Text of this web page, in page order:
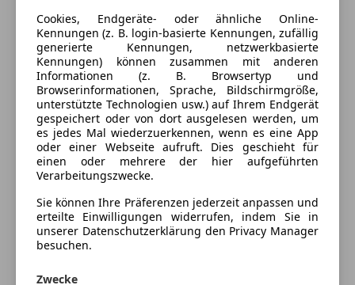
Ausstattung
Komfort
Beheizbares Lenkrad
Einparkhilfe
Einparkhilfe Sensoren hinten
Einparkhilfe Sensoren vorne
Elektrische Fensterheber
Elektrische Seitenspiegel
Elektrische Sitze
Klimaautomatik
Lederlenkrad
Mehr anzeigen
Fahrzeugbeschreibung
Zündkerzen + Zündspule neu
öl service vor 4k km
Tausch auch möglich
Cookies, Endgeräte- oder ähnliche Online-
Kennungen (z. B. login-basierte Kennungen, zufällig
generierte Kennungen, netzwerkbasierte
Kennungen) können zusammen mit anderen
Informationen (z. B. Browsertyp und
Browserinformationen, Sprache, Bildschirmgröße,
unterstützte Technologien usw.) auf Ihrem Endgerät
gespeichert oder von dort ausgelesen werden, um
es jedes Mal wiederzuerkennen, wenn es eine App
oder einer Webseite aufruft. Dies geschieht für
einen oder mehrere der hier aufgeführten
Verarbeitungszwecke.
Sie können Ihre Präferenzen jederzeit anpassen und
erteilte Einwilligungen widerrufen, indem Sie in
unserer Datenschutzerklärung den Privacy Manager
besuchen.
Zwecke